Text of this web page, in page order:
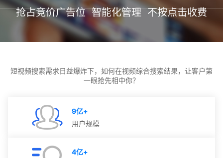
抢占竞价广告位 智能化管理 不按点击收费
短视频搜索需求日益爆炸下，如何在视频综合搜索结果，让客户第
一眼抢先相中你？
9亿+
用户规模
4亿+